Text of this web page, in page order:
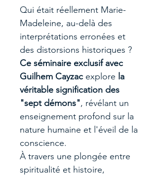
Qui était réellement Marie-
Madeleine, au-delà des
interprétations erronées et
des distorsions historiques ?
Ce séminaire exclusif avec
Guilhem Cayzac explore la
véritable signification des
"sept démons", révélant un
enseignement profond sur la
nature humaine et l'éveil de la
conscience.
À travers une plongée entre
spiritualité et histoire,